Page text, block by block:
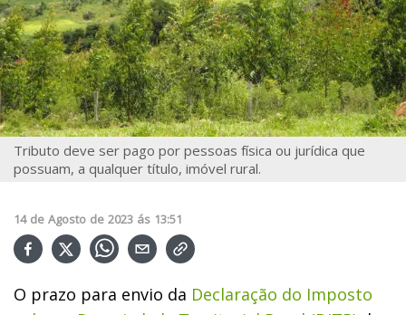
Tributo deve ser pago por pessoas física ou jurídica que
possuam, a qualquer título, imóvel rural.
14 de Agosto de 2023 ás 13:51
O prazo para envio da Declaração do Imposto